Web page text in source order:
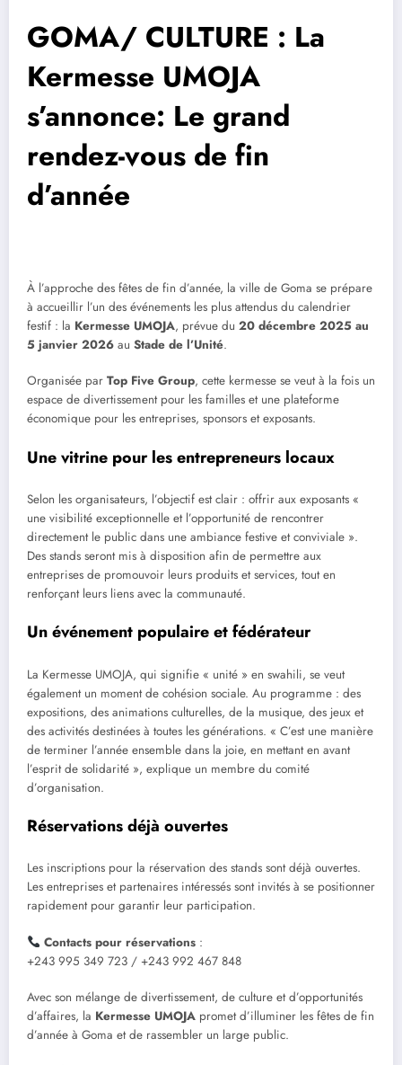
GOMA/ CULTURE : La
Kermesse UMOJA
s’annonce: Le grand
rendez-vous de fin
d’année
À l’approche des fêtes de fin d’année, la ville de Goma se prépare
à accueillir l’un des événements les plus attendus du calendrier
festif : la Kermesse UMOJA, prévue du 20 décembre 2025 au
5 janvier 2026 au Stade de l’Unité.
Organisée par Top Five Group, cette kermesse se veut à la fois un
espace de divertissement pour les familles et une plateforme
économique pour les entreprises, sponsors et exposants.
Une vitrine pour les entrepreneurs locaux
Selon les organisateurs, l’objectif est clair : offrir aux exposants «
une visibilité exceptionnelle et l’opportunité de rencontrer
directement le public dans une ambiance festive et conviviale ».
Des stands seront mis à disposition afin de permettre aux
entreprises de promouvoir leurs produits et services, tout en
renforçant leurs liens avec la communauté.
Un événement populaire et fédérateur
La Kermesse UMOJA, qui signifie « unité » en swahili, se veut
également un moment de cohésion sociale. Au programme : des
expositions, des animations culturelles, de la musique, des jeux et
des activités destinées à toutes les générations. « C’est une manière
de terminer l’année ensemble dans la joie, en mettant en avant
l’esprit de solidarité », explique un membre du comité
d’organisation.
Réservations déjà ouvertes
Les inscriptions pour la réservation des stands sont déjà ouvertes.
Les entreprises et partenaires intéressés sont invités à se positionner
rapidement pour garantir leur participation.
Contacts pour réservations :
+243 995 349 723 / +243 992 467 848
Avec son mélange de divertissement, de culture et d’opportunités
d’affaires, la Kermesse UMOJA promet d’illuminer les fêtes de fin
d’année à Goma et de rassembler un large public.